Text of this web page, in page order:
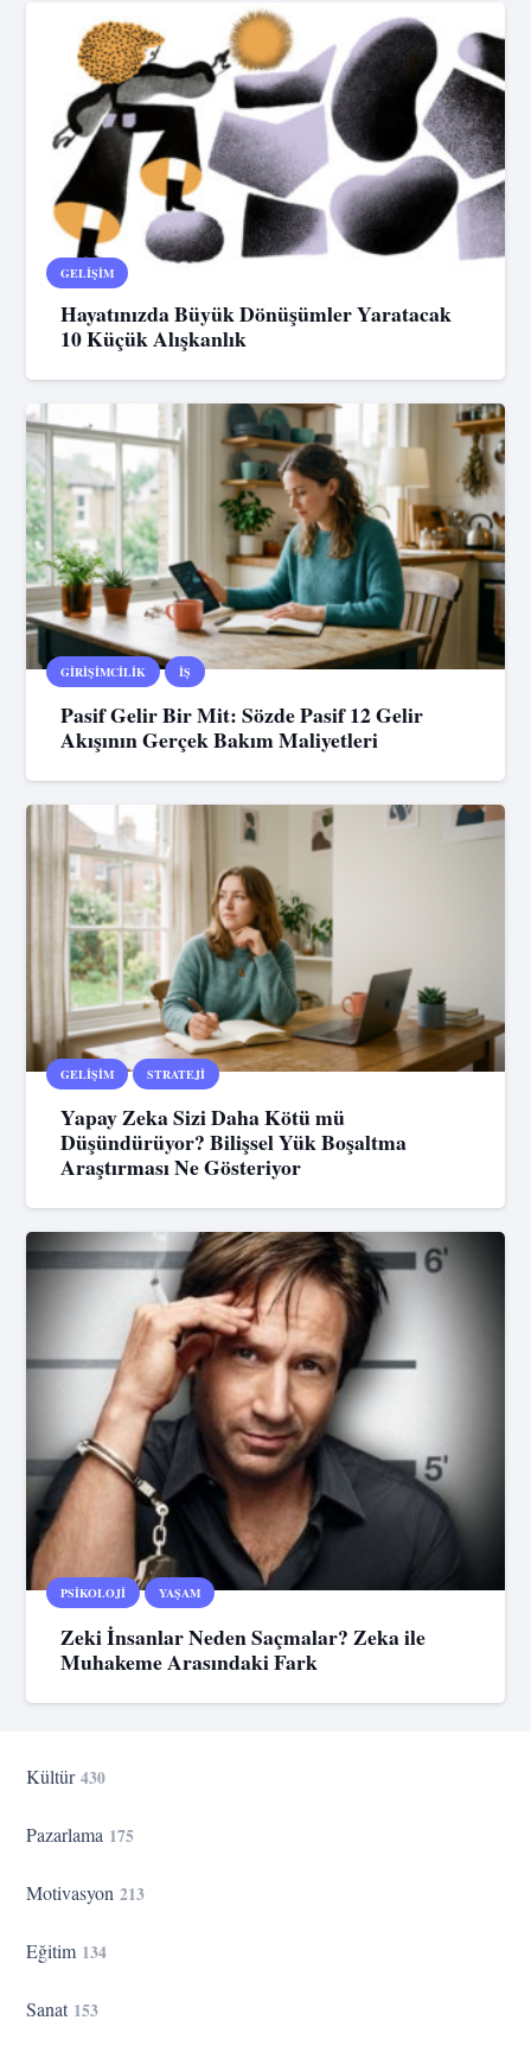
GELIŞIM
Hayatınızda Büyük Dönüşümler Yaratacak
10 Küçük Alışkanlık
GIRIŞIMCILIK İŞ
Pasif Gelir Bir Mit: Sözde Pasif 12 Gelir
Akışının Gerçek Bakım Maliyetleri
GELIŞIM STRATEJI
Yapay Zeka Sizi Daha Kötü mü
Düşündürüyor? Bilişsel Yük Boşaltma
Araştırması Ne Gösteriyor
PSIKOLOJI YAŞAM
Zeki İnsanlar Neden Saçmalar? Zeka ile
Muhakeme Arasındaki Fark
Kültür430
Pazarlama 175
Motivasyon213
Eğitim 134
Sanat 153